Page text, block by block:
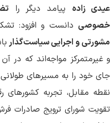
عیدی زاده پیامد دیگر را
خصوصی دانست و افزود:
مشورتی و اجرایی سیاست‌گذار
و غیرمتمرکز مواجه‌اند که در
جای خود را به مسیرهای
نقطه مقابل، تجربه کشورهای
تقویت شورای ترویج صادرات